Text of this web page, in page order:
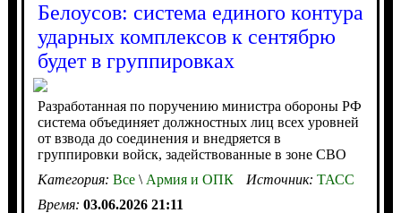
Белоусов: система единого контура
ударных комплексов к сентябрю
будет в группировках
Разработанная по поручению министра обороны РФ
система объединяет должностных лиц всех уровней
от взвода до соединения и внедряется в
группировки войск, задействованные в зоне СВО
Категория: Все\Армия и ОПК Источник: ТАСС
Время: 03.06.2026 21:11